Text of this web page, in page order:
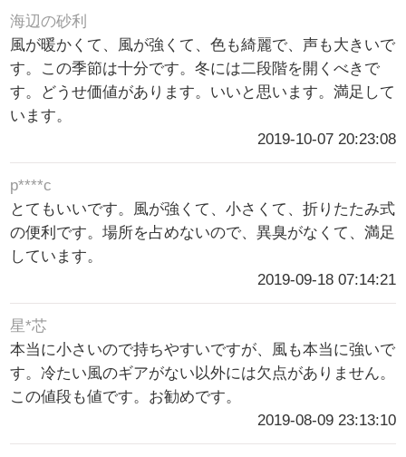
海辺の砂利
風が暖かくて、風が強くて、色も綺麗で、声も大きいで
す。この季節は十分です。冬には二段階を開くべきで
す。どうせ価値があります。いいと思います。満足して
います。
2019-10-07 20:23:08
p****c
とてもいいです。風が強くて、小さくて、折りたたみ式
の便利です。場所を占めないので、異臭がなくて、満足
しています。
2019-09-18 07:14:21
星*芯
本当に小さいので持ちやすいですが、風も本当に強いで
す。冷たい風のギアがない以外には欠点がありません。
この値段も値です。お勧めです。
2019-08-09 23:13:10